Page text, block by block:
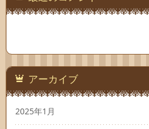
アーカイブ
2025年1月